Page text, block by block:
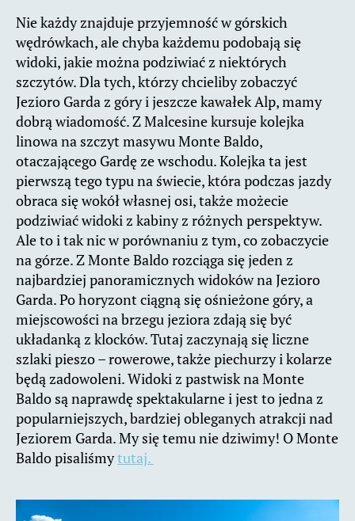
Nie każdy znajduje przyjemność w górskich
wędrówkach, ale chyba każdemu podobają się
widoki, jakie można podziwiać z niektórych
szczytów. Dla tych, którzy chcieliby zobaczyć
Jezioro Garda z góry i jeszcze kawałek Alp, mamy
dobrą wiadomość. Z Malcesine kursuje kolejka
linowa na szczyt masywu Monte Baldo,
otaczającego Gardę ze wschodu. Kolejka ta jest
pierwszą tego typu na świecie, która podczas jazdy
obraca się wokół własnej osi, także możecie
podziwiać widoki z kabiny z różnych perspektyw.
Ale to i tak nic w porównaniu z tym, co zobaczycie
na górze. Z Monte Baldo rozciąga się jeden z
najbardziej panoramicznych widoków na Jezioro
Garda. Po horyzont ciągną się ośnieżone góry, a
miejscowości na brzegu jeziora zdają się być
układanką z klocków. Tutaj zaczynają się liczne
szlaki pieszo – rowerowe, także piechurzy i kolarze
będą zadowoleni. Widoki z pastwisk na Monte
Baldo są naprawdę spektakularne i jest to jedna z
popularniejszych, bardziej obleganych atrakcji nad
Jeziorem Garda. My się temu nie dziwimy! O Monte
Baldo pisaliśmytutaj.